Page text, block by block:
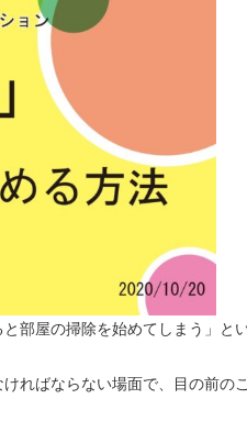
と部屋の掃除を始めてしまう」
ればならない場面で、目の前の